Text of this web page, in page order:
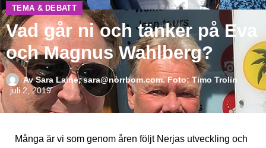
TEMA & DEBATT
Vad går ni och tänker på Eva
och Magnus Wahlberg?
AvSara Laine, sara@norrbom.com. Foto: Timo Trolin
juli 2, 2019
Många är vi som genom åren följt Nerjas utveckling och